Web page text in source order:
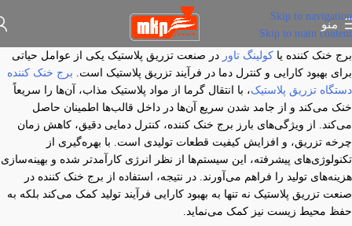
Skip to navigation
Skip to main content
منو
برج خنک کننده یا کولینگ تاور در صنعت تزریق پلاستیک یکی از عوامل حیاتی
برای بهبود کارایی و کنترل دما در فرآیند تزریق پلاستیک است. برج خنک کننده
دستگاه تزریق پلاستیک، با انتقال گرما از مواد پلاستیک مذاب، آن‌ها را سریعاً
خنک می‌کند و از جامد شدن سریع آن‌ها در داخل قالب‌ها اطمینان حاصل
می‌کند. از ویژگی‌های بارز برج خنک کننده، کنترل دمایی دقیق، کاهش زمان
چرخه تزریق، و افزایش کیفیت قطعات تولیدی است. با بهره‌گیری از
تکنولوژی‌های پیشرفته، این سیستم‌ها از نظر انرژی کارآمدتر شده و بهینه‌سازی
هزینه‌های تولید را فراهم می‌آورند. در نتیجه، استفاده از برج خنک کننده در
صنعت تزریق پلاستیک نه تنها به بهبود کارایی فرآیند تولید کمک می‌کند بلکه به
حفظ محیط زیست نیز کمک می‌نماید.